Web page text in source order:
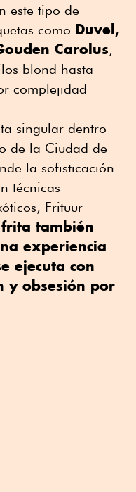
este tipo de
como Duvel,
Carolus,
blond hasta
complejidad
singular dentro
de la Ciudad de
la sofisticación
técnicas
Frituur
también
experiencia
ejecuta con
y obsesión por